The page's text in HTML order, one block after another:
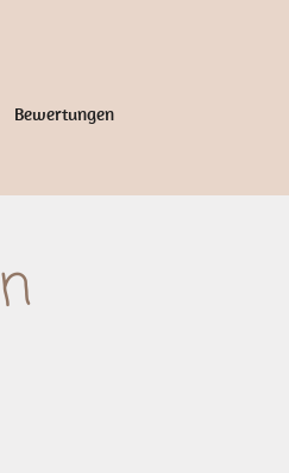
Bewertungen